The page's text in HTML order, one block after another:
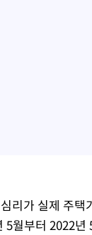
리가 실제 주
5월부터 2022